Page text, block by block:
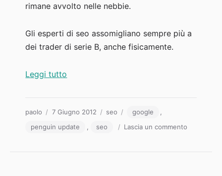
rimane avvolto nelle nebbie.
Gli esperti di seo assomigliano sempre più a
dei trader di serie B, anche fisicamente.
Leggi tutto
Autore
paolo
Pubblicato
7 Giugno 2012 Categorie
seo Tag
google
,
penguin update
, seo Lascia un commentosu